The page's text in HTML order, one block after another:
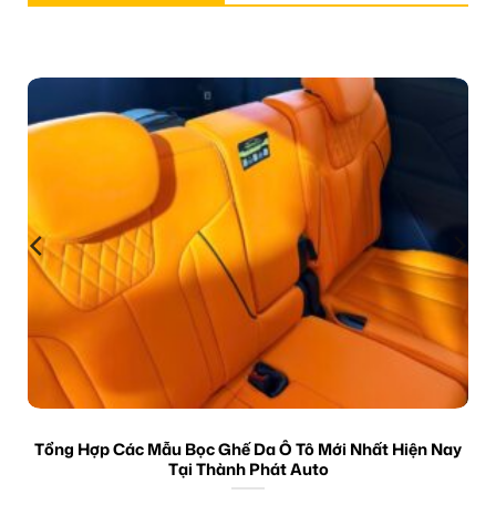
Tổng Hợp Các Mẫu Bọc Ghế Da Ô Tô Mới Nhất Hiện Nay
Tại Thành Phát Auto